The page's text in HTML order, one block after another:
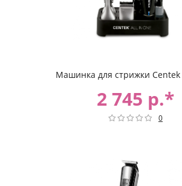
Машинка для стрижки Centek
2 745 р.*
0